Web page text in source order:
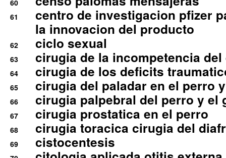
60
61
centro de investigacion pfizer
la innovacion del producto
62 ciclo sexual
63 cirugia de la incompetencia
64 cirugia de los deficits
65 cirugia del paladar en el perro
66 cirugia palpebral del perro y el
67 cirugia prostatica en el perro
68 cirugia toracica cirugia del
69 cistocentesis